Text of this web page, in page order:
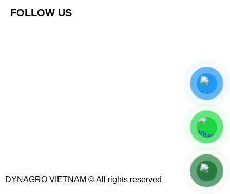
FOLLOW US
DYNAGRO VIETNAM © All rights reserved